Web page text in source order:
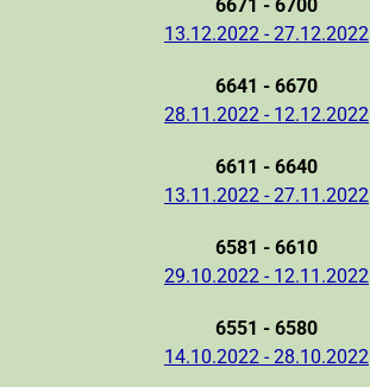
6671 - 6700
13.12.2022 - 27.12.2022
6641 - 6670
28.11.2022 - 12.12.2022
6611 - 6640
13.11.2022 - 27.11.2022
6581 - 6610
29.10.2022 - 12.11.2022
6551 - 6580
14.10.2022 - 28.10.2022